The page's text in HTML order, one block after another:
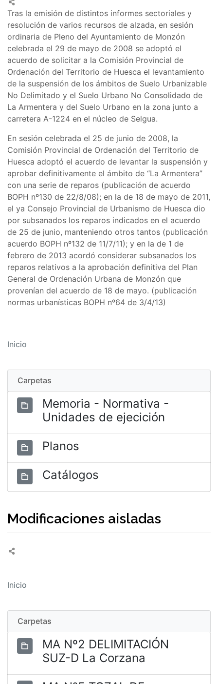
Tras la emisión de distintos informes sectoriales y
resolución de varios recursos de alzada, en sesión
ordinaria de Pleno del Ayuntamiento de Monzón
celebrada el 29 de mayo de 2008 se adoptó el
acuerdo de solicitar a la Comisión Provincial de
Ordenación del Territorio de Huesca el levantamiento
de la suspensión de los ámbitos de Suelo Urbanizable
No Delimitado y el Suelo Urbano No Consolidado de
La Armentera y del Suelo Urbano en la zona junto a
carretera A-1224 en el núcleo de Selgua.
En sesión celebrada el 25 de junio de 2008, la
Comisión Provincial de Ordenación del Territorio de
Huesca adoptó el acuerdo de levantar la suspensión y
aprobar definitivamente el ámbito de “La Armentera”
con una serie de reparos (publicación de acuerdo
BOPH nº130 de 22/8/08); en la de 18 de mayo de 2011,
el ya Consejo Provincial de Urbanismo de Huesca dio
por subsanados los reparos indicados en el acuerdo
de 25 de junio, manteniendo otros tantos (publicación
acuerdo BOPH nº132 de 11/7/11); y en la de 1 de
febrero de 2013 acordó considerar subsanados los
reparos relativos a la aprobación definitiva del Plan
General de Ordenación Urbana de Monzón que
provenían del acuerdo de 18 de mayo. (publicación
normas urbanísticas BOPH nº64 de 3/4/13)
Inicio
Carpetas
Memoria - Normativa -
Unidades de ejecición
Planos
Catálogos
Modificaciones aisladas
Inicio
Carpetas
MA Nº2 DELIMITACIÓN
SUZ-D La Corzana